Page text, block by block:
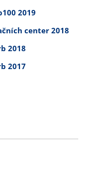
2019
center 2018
2018
2017